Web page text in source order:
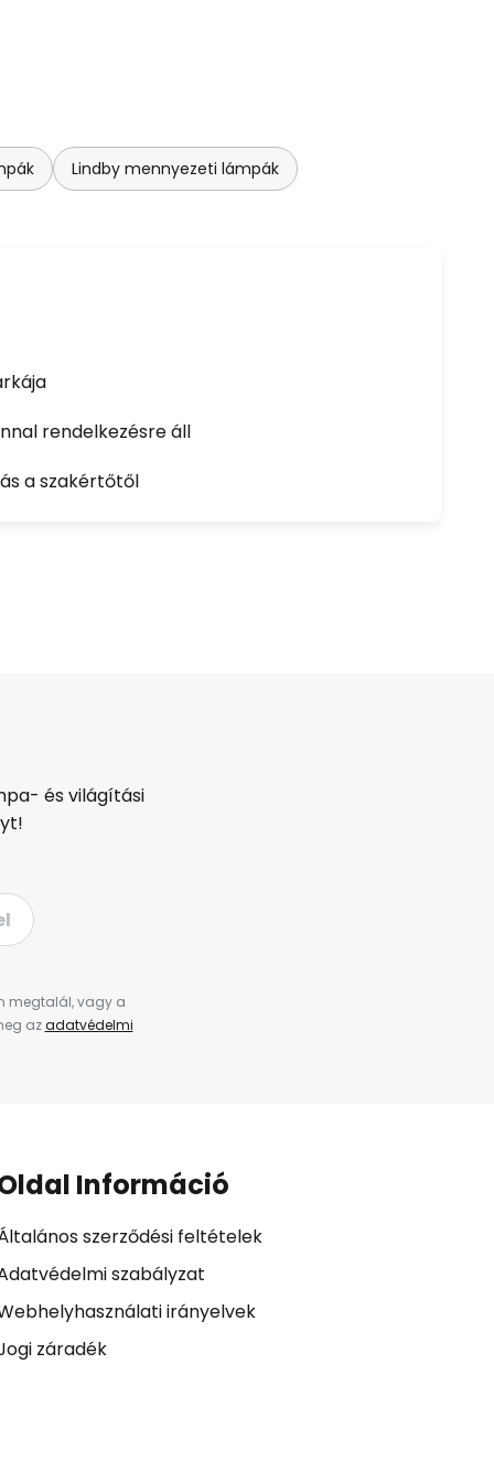
Lindby mennyezeti lámpák
rendelkezésre áll
a szakértőtől
és világítási
megtalál, vagy a
azadatvédelmi
Információ
szerződési feltételek
szabályzat
irányelvek
záradék